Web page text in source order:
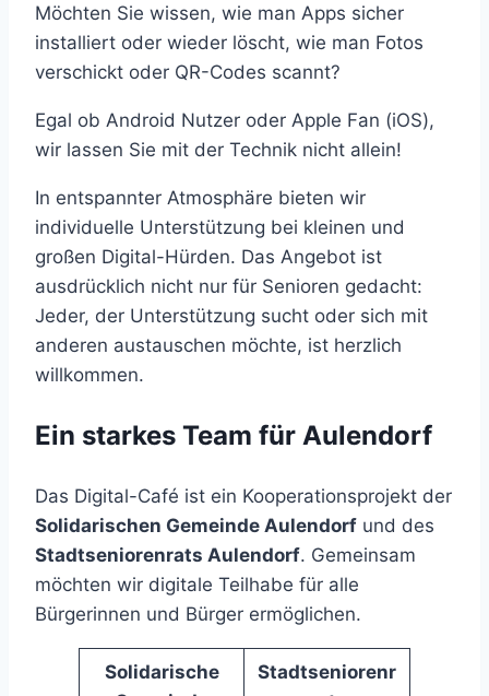
Möchten Sie wissen, wie man Apps sicher
installiert oder wieder löscht, wie man Fotos
verschickt oder QR-Codes scannt?
Egal ob Android Nutzer oder Apple Fan (iOS),
wir lassen Sie mit der Technik nicht allein!
In entspannter Atmosphäre bieten wir
individuelle Unterstützung bei kleinen und
großen Digital-Hürden. Das Angebot ist
ausdrücklich nicht nur für Senioren gedacht:
Jeder, der Unterstützung sucht oder sich mit
anderen austauschen möchte, ist herzlich
willkommen.
Ein starkes Team für Aulendorf
Das Digital-Café ist ein Kooperationsprojekt der
Solidarischen Gemeinde Aulendorf und des
Stadtseniorenrats Aulendorf. Gemeinsam
möchten wir digitale Teilhabe für alle
Bürgerinnen und Bürger ermöglichen.
Solidarische
Stadtseniorenr